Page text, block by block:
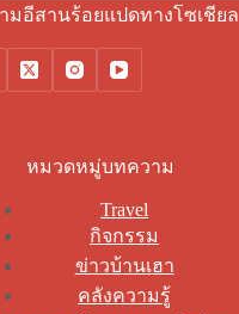
มอีสานร้อยแปดทางโซเชียล
หมวดหมู่บทความ
Travel
กิจกรรม
ข่าวบ้านเฮา
คลังความรู้